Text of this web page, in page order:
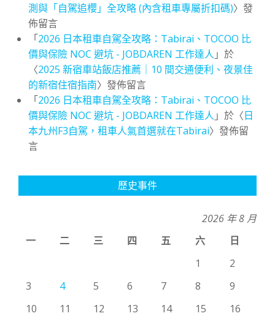
測與「自駕追櫻」全攻略 (內含租車專屬折扣碼)〉發
佈留言
「2026 日本租車自駕全攻略：Tabirai、TOCOO 比
價與保險 NOC 避坑 - JOBDAREN 工作達人 」於
〈2025 新宿車站飯店推薦｜10 間交通便利、夜景佳
的新宿住宿指南〉發佈留言
「2026 日本租車自駕全攻略：Tabirai、TOCOO 比
價與保險 NOC 避坑 - JOBDAREN 工作達人 」於〈日
本九州F3自駕，租車人氣首選就在Tabirai〉發佈留
言
歷史事件
2026 年 8 月
一
二 三 四 五 六
日
1
2
3
4 5 6 7 8
9
10
11 12 13 14 15
16